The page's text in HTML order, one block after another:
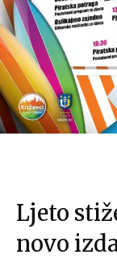
Ljeto
novo